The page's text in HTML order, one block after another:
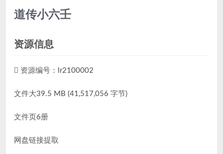
道传小六壬
资源信息
资源编号：lr2100002
文件大39.5 MB (41,517,056 字节)
文件页6册
网盘链接提取